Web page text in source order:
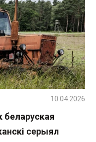
беларуская
серыял
10.04.2026